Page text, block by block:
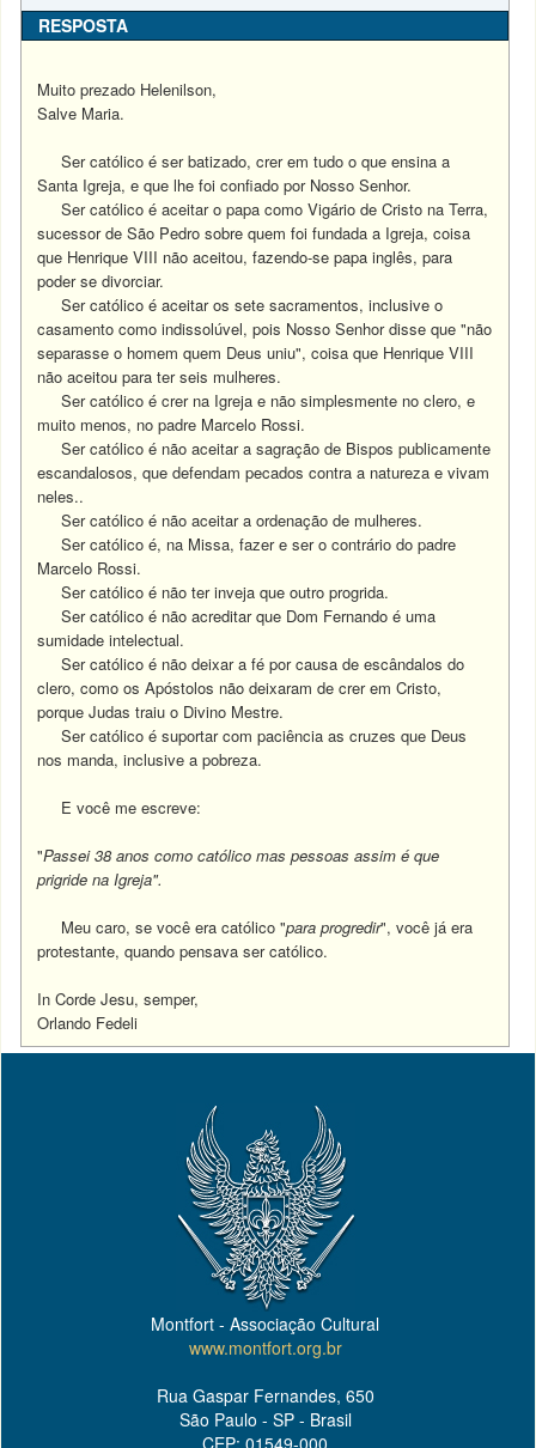
RESPOSTA
Muito prezado Helenilson,
Salve Maria.
Ser católico é ser batizado, crer em tudo o que ensina a
Santa Igreja, e que lhe foi confiado por Nosso Senhor.
Ser católico é aceitar o papa como Vigário de Cristo na Terra,
sucessor de São Pedro sobre quem foi fundada a Igreja, coisa
que Henrique VIII não aceitou, fazendo-se papa inglês, para
poder se divorciar.
Ser católico é aceitar os sete sacramentos, inclusive o
casamento como indissolúvel, pois Nosso Senhor disse que "não
separasse o homem quem Deus uniu", coisa que Henrique VIII
não aceitou para ter seis mulheres.
Ser católico é crer na Igreja e não simplesmente no clero, e
muito menos, no padre Marcelo Rossi.
Ser católico é não aceitar a sagração de Bispos publicamente
escandalosos, que defendam pecados contra a natureza e vivam
neles..
Ser católico é não aceitar a ordenação de mulheres.
Ser católico é, na Missa, fazer e ser o contrário do padre
Marcelo Rossi.
Ser católico é não ter inveja que outro progrida.
Ser católico é não acreditar que Dom Fernando é uma
sumidade intelectual.
Ser católico é não deixar a fé por causa de escândalos do
clero, como os Apóstolos não deixaram de crer em Cristo,
porque Judas traiu o Divino Mestre.
Ser católico é suportar com paciência as cruzes que Deus
nos manda, inclusive a pobreza.
E você me escreve:
"Passei 38 anos como católico mas pessoas assim é que
prigride na Igreja".
Meu caro, se você era católico "para progredir", você já era
protestante, quando pensava ser católico.
In Corde Jesu, semper,
Orlando Fedeli
Montfort - Associação Cultural
www.montfort.org.br
Rua Gaspar Fernandes, 650
São Paulo - SP - Brasil
CEP: 01549-000